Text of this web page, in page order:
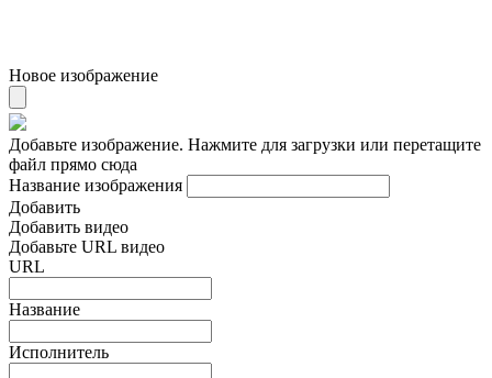
Новое изображение
Добавьте изображение. Нажмите для загрузки или перетащите
файл прямо сюда
Название изображения
Добавить
Добавить видео
Добавьте URL видео
URL
Название
Исполнитель